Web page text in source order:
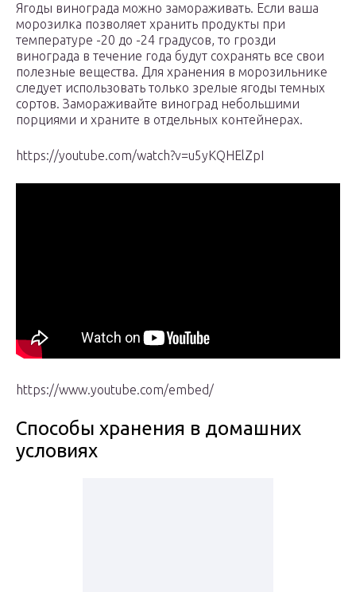
Ягоды винограда можно замораживать. Если ваша
морозилка позволяет хранить продукты при
температуре -20 до -24 градусов, то грозди
винограда в течение года будут сохранять все cвои
полезные вещества. Для хранения в морозильнике
следует использовать только зрелые ягоды темных
сортов. Замораживайте виноград небольшими
порциями и храните в отдельных контейнерах.
https://youtube.com/watch?v=u5yKQHElZpI
https://www.youtube.com/embed/
Способы хранения в домашних
условиях